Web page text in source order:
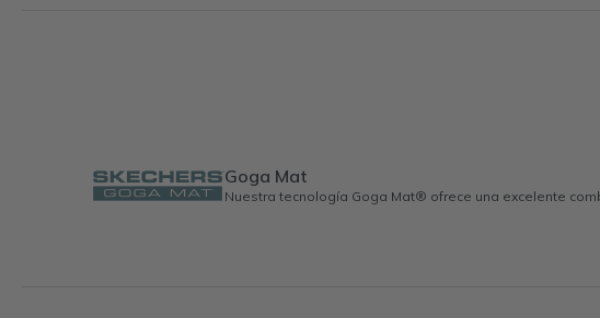
Goga Mat
Nuestra tecnología Goga Mat® ofrece una excelente